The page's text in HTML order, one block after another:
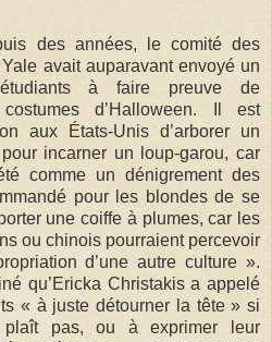
des années, le comité des
avait auparavant envoyé un
à faire preuve de
d’Halloween. Il est
aux États-Unis d’arborer un
incarner un loup-garou, car
comme un dénigrement des
pour les blondes de se
une coiffe à plumes, car les
ou chinois pourraient percevoir
d’une autre culture ».
qu’Ericka Christakis a appelé
« à juste détourner la tête » si
pas, ou à exprimer leur